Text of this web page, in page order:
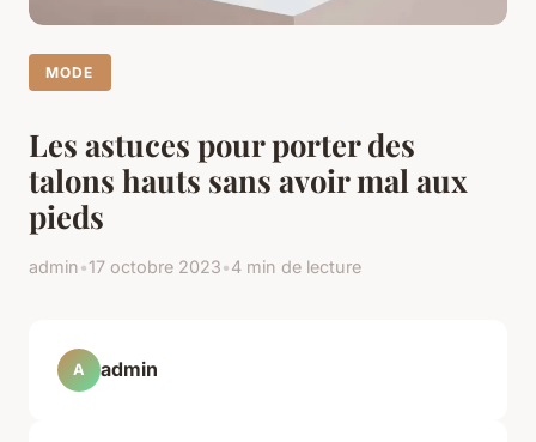
MODE
Les astuces pour porter des
talons hauts sans avoir mal aux
pieds
admin•17 octobre 2023•4 min de lecture
A admin